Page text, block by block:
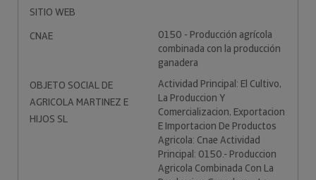
SITIO WEB
CNAE
0150 - Producción agrícola
combinada con la producción
ganadera
OBJETO SOCIAL DE
AGRICOLA MARTINEZ E
HIJOS SL
Actividad Principal: El Cultivo,
La Produccion Y
Comercializacion, Exportacion
E Importacion De Productos
Agricola: Cnae Actividad
Principal: 0150.- Produccion
Agricola Combinada Con La